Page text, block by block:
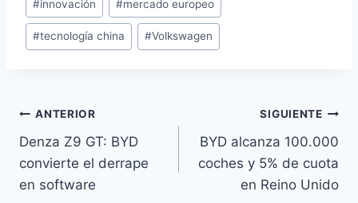
#innovación #mercado europeo
#tecnología china #Volkswagen
Navegación
de
entradas
ANTERIOR
Denza Z9 GT: BYD
convierte el derrape
en software
SIGUIENTE
BYD alcanza 100.000
coches y 5% de cuota
en Reino Unido